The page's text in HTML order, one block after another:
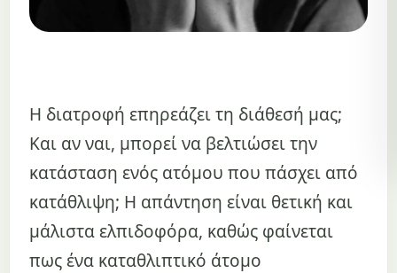
Η διατροφή επηρεάζει τη διάθεσή μας;
Και αν ναι, μπορεί να βελτιώσει την
κατάσταση ενός ατόμου που πάσχει από
κατάθλιψη; Η απάντηση είναι θετική και
μάλιστα ελπιδοφόρα, καθώς φαίνεται
πως ένα καταθλιπτικό άτομο